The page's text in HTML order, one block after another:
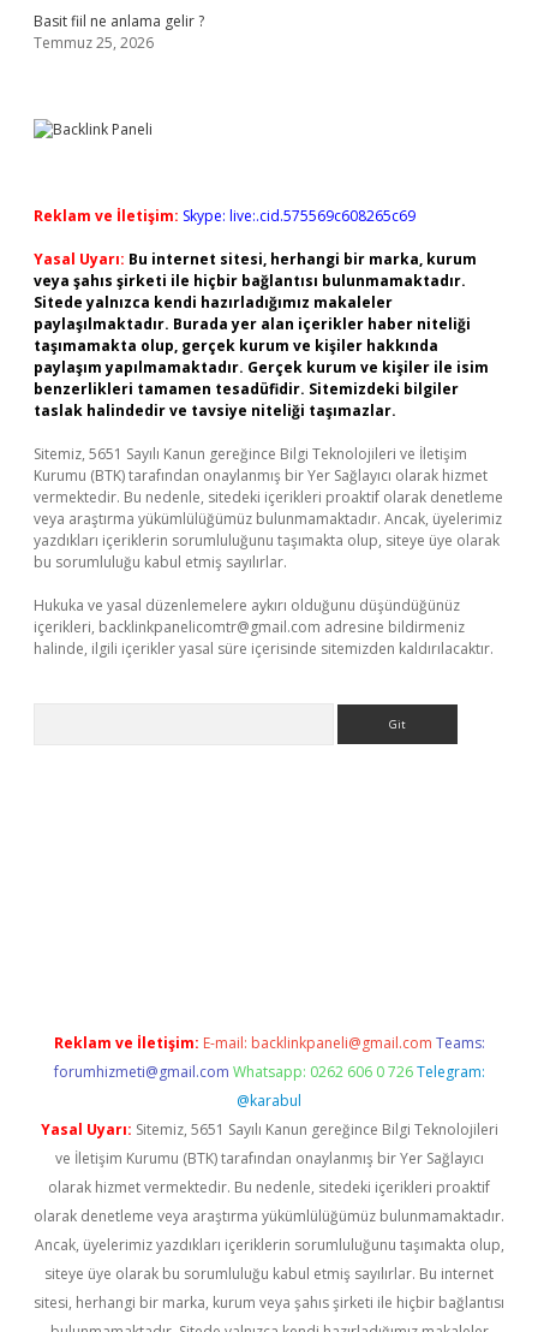
Basit fiil ne anlama gelir ?
Temmuz 25, 2026
Reklam ve İletişim: Skype: live:.cid.575569c608265c69
Yasal Uyarı: Bu internet sitesi, herhangi bir marka, kurum
veya şahıs şirketi ile hiçbir bağlantısı bulunmamaktadır.
Sitede yalnızca kendi hazırladığımız makaleler
paylaşılmaktadır. Burada yer alan içerikler haber niteliği
taşımamakta olup, gerçek kurum ve kişiler hakkında
paylaşım yapılmamaktadır. Gerçek kurum ve kişiler ile isim
benzerlikleri tamamen tesadüfidir. Sitemizdeki bilgiler
taslak halindedir ve tavsiye niteliği taşımazlar.
Sitemiz, 5651 Sayılı Kanun gereğince Bilgi Teknolojileri ve İletişim
Kurumu (BTK) tarafından onaylanmış bir Yer Sağlayıcı olarak hizmet
vermektedir. Bu nedenle, sitedeki içerikleri proaktif olarak denetleme
veya araştırma yükümlülüğümüz bulunmamaktadır. Ancak, üyelerimiz
yazdıkları içeriklerin sorumluluğunu taşımakta olup, siteye üye olarak
bu sorumluluğu kabul etmiş sayılırlar.
Hukuka ve yasal düzenlemelere aykırı olduğunu düşündüğünüz
içerikleri, backlinkpanelicomtr@gmail.com adresine bildirmeniz
halinde, ilgili içerikler yasal süre içerisinde sitemizden kaldırılacaktır.
Reklam ve İletişim: E-mail: backlinkpaneli@gmail.com Teams:
forumhizmeti@gmail.com Whatsapp: 0262 606 0 726 Telegram:
@karabul
Yasal Uyarı: Sitemiz, 5651 Sayılı Kanun gereğince Bilgi Teknolojileri
ve İletişim Kurumu (BTK) tarafından onaylanmış bir Yer Sağlayıcı
olarak hizmet vermektedir. Bu nedenle, sitedeki içerikleri proaktif
olarak denetleme veya araştırma yükümlülüğümüz bulunmamaktadır.
Ancak, üyelerimiz yazdıkları içeriklerin sorumluluğunu taşımakta olup,
siteye üye olarak bu sorumluluğu kabul etmiş sayılırlar. Bu internet
sitesi, herhangi bir marka, kurum veya şahıs şirketi ile hiçbir bağlantısı